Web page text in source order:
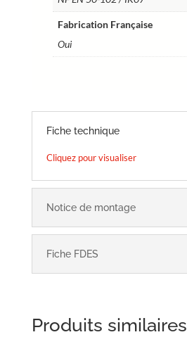
Fabrication Française
Oui
Fiche technique
Cliquez pour visualiser
Notice de montage
Fiche FDES
Produits similaires